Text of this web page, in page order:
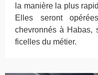
la manière la plus
Elles seront
chevronnés à Habas,
ficelles du métier.